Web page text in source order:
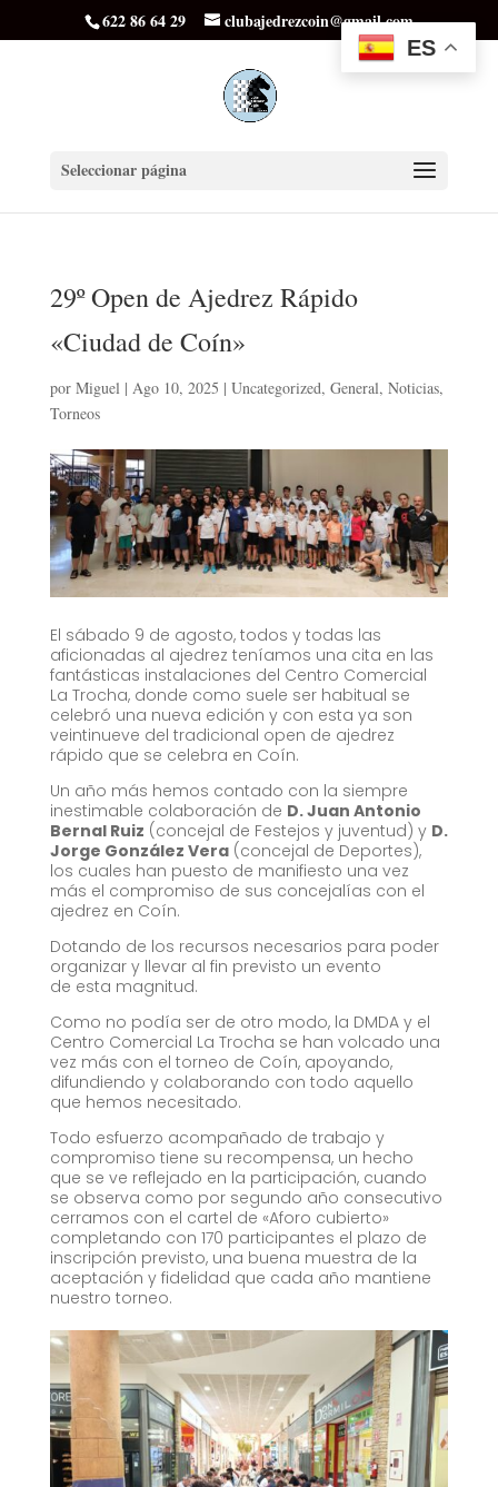
622 86 64 29 clubajedrezcoin@gmail.com
Seleccionar página
29º Open de Ajedrez Rápido
«Ciudad de Coín»
por Miguel| Ago 10, 2025 | Uncategorized, General, Noticias,
Torneos
El sábado 9 de agosto, todos y todas las
aficionadas al ajedrez teníamos una cita en las
fantásticas instalaciones del Centro Comercial
La Trocha, donde como suele ser habitual se
celebró una nueva edición y con esta ya son
veintinueve del tradicional open de ajedrez
rápido que se celebra en Coín.
Un año más hemos contado con la siempre
inestimable colaboración de D. Juan Antonio
Bernal Ruiz (concejal de Festejos y juventud) y D.
Jorge González Vera(concejal de Deportes),
los cuales han puesto de manifiesto una vez
más el compromiso de sus concejalías con el
ajedrez en Coín.
Dotando de los recursos necesarios para poder
organizar y llevar al fin previsto un evento
de esta magnitud.
Como no podía ser de otro modo, la DMDA y el
Centro Comercial La Trocha se han volcado una
vez más con el torneo de Coín, apoyando,
difundiendo y colaborando con todo aquello
que hemos necesitado.
Todo esfuerzo acompañado de trabajo y
compromiso tiene su recompensa, un hecho
que se ve reflejado en la participación, cuando
se observa como por segundo año consecutivo
cerramos con el cartel de «Aforo cubierto»
completando con 170 participantes el plazo de
inscripción previsto, una buena muestra de la
aceptación y fidelidad que cada año mantiene
nuestro torneo.
ES